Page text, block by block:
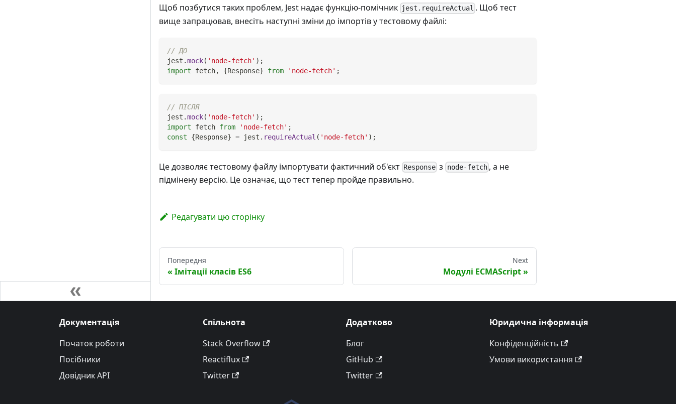
Щоб позбутися таких проблем, Jest надає функцію-помічник jest.requireActual . Щоб тест
вище запрацював, внесіть наступні зміни до імпортів у тестовому файлі:
// ДО
jest .mock( 'node-fetch' ) ;
import
fetch, {Response} from 'node-fetch' ;
// ПІСЛЯ
jest .mock( 'node-fetch' ) ;
import
fetch from 'node-fetch' ;
const
{Response} = jest . requireActual ( 'node-fetch' ) ;
Це дозволяє тестовому файлу імпортувати фактичний об'єкт Response з node-fetch, а не
підмінену версію. Це означає, що тест тепер пройде правильно.
Редагувати цю сторінку
Попередня
Імітації класів ES6
Next
Модулі ECMAScript
Документація
Початок роботи
Посібники
Довідник API
Спільнота
Stack Overflow
Reactiflux
Twitter
Додатково
Блог
GitHub
Twitter
Юридична інформація
Конфіденційність
Умови використання